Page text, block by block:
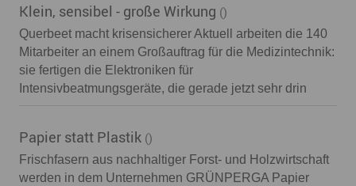
Klein, sensibel - große Wirkung ()
Querbeet macht krisensicherer Aktuell arbeiten die 140
Mitarbeiter an einem Großauftrag für die Medizintechnik:
sie fertigen die Elektroniken für
Intensivbeatmungsgeräte, die gerade jetzt sehr drin
Papier statt Plastik ()
Frischfasern aus nachhaltiger Forst- und Holzwirtschaft
werden in dem Unternehmen GRÜNPERGA Papier